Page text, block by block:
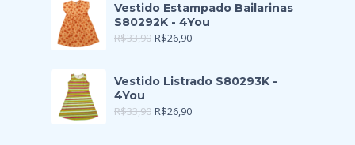
Vestido Estampado Bailarinas
S80292K - 4You
R$33,90 R$26,90
Vestido Listrado S80293K -
4You
R$33,90 R$26,90